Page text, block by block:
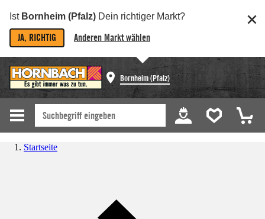
Ist Bornheim (Pfalz) Dein richtiger Markt?
JA, RICHTIG Anderen Markt wählen
Bornheim (Pfalz)
Startseite